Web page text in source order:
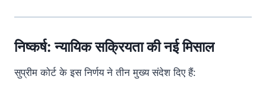
निष्कर्ष: न्यायिक सक्रियता की नई मिसाल
सुप्रीम कोर्ट के इस निर्णय ने तीन मुख्य संदेश दिए हैं: